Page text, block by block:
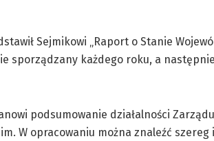
Sejmikowi „Raport o Stanie
sporządzany każdego roku, a
podsumowanie działalności
W opracowaniu można znaleźć